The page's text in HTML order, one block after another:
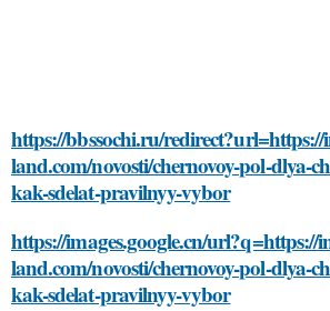
https://bbssochi.ru/
land.com/novosti/chernovoy-pol-dlya-
kak-sdelat-pravilnyy-vybor
https://images.google.cn/url?q=https://
land.com/novosti/chernovoy-pol-dlya-
kak-sdelat-pravilnyy-vybor